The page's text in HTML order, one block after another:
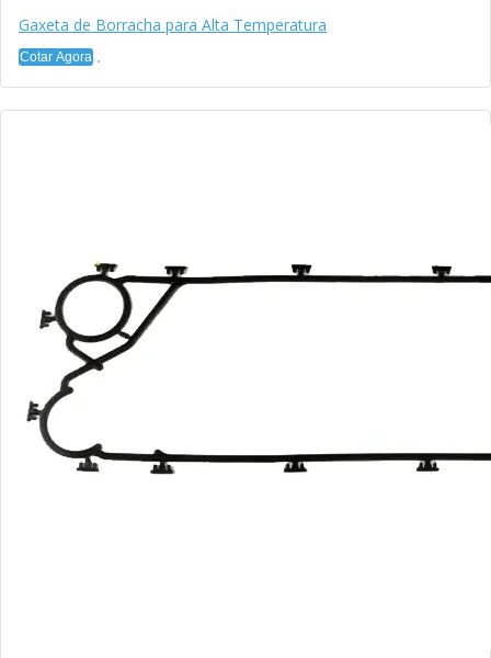
Gaxeta de Borracha para Alta Temperatura
Cotar Agora